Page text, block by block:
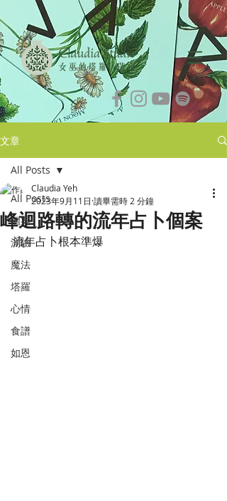
文章
All Posts
個案
測驗
魔法
塔羅
心情
食譜
如恩
All Posts
峰迴路轉的流年占卜個案
Claudia Yeh
2023年9月11日 讀畢需時 2 分鐘
流年占卜根本準爆